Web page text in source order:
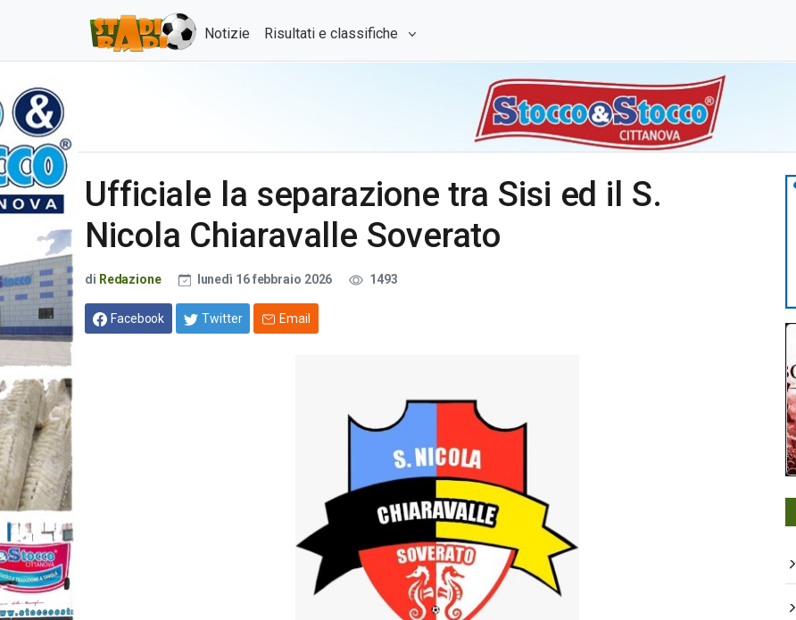
Notizie Risultati e classifiche
Ufficiale la separazione tra Sisi ed il S.
Nicola Chiaravalle Soverato
di Redazione lunedì 16 febbraio 2026 1493
Facebook Twitter Email